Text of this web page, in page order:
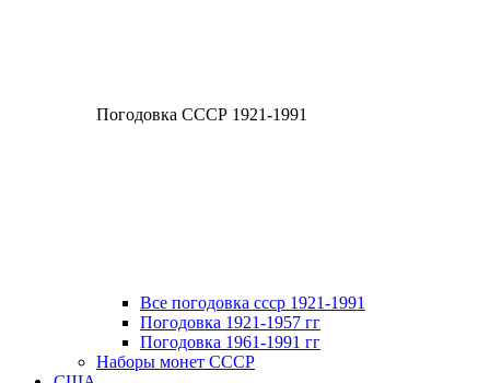
Погодовка СССР 1921-1991
Все погодовка ссср 1921-1991
Погодовка 1921-1957 гг
Погодовка 1961-1991 гг
Наборы монет СССР